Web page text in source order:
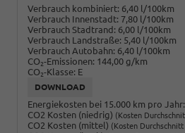
Verbrauch kombiniert: 6,40 l/100km
Verbrauch Innenstadt: 7,80 l/100km
Verbrauch Stadtrand: 6,00 l/100km
Verbrauch Landstraße: 5,40 l/100km
Verbrauch Autobahn: 6,40 l/100km
CO2-Emissionen: 144,00 g/km
CO2-Klasse: E
DOWNLOAD
Energiekosten bei 15.000 km pro Jahr:
CO2 Kosten (niedrig) (Kosten
CO2 Kosten (mittel) (Kosten